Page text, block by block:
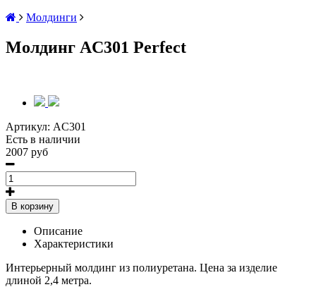
Молдинги
Молдинг AC301 Perfect
Артикул: AC301
Есть в наличии
2007 руб
В корзину
Описание
Характеристики
Интерьерный молдинг из полиуретана. Цена за изделие
длиной 2,4 метра.